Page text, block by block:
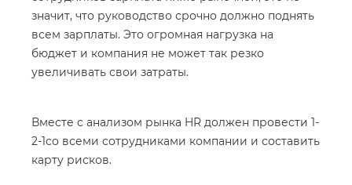
значит, что руководство срочно должно поднять
всем зарплаты. Это огромная нагрузка на
бюджет и компания не может так резко
увеличивать свои затраты.
Вместе с анализом рынка HR должен провести 1-
2-1со всеми сотрудниками компании и составить
карту рисков.